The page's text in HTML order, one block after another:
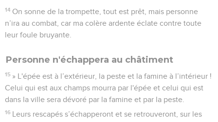
14 On sonne de la trompette, tout est prêt, mais personne
n’ira au combat, car ma colère ardente éclate contre toute
leur foule bruyante.
Personne n'échappera au châtiment
15 » L'épée est à l’extérieur, la peste et la famine à l’intérieur !
Celui qui est aux champs mourra par l'épée et celui qui est
dans la ville sera dévoré par la famine et par la peste.
16 Leurs rescapés s’échapperont et se retrouveront, sur les